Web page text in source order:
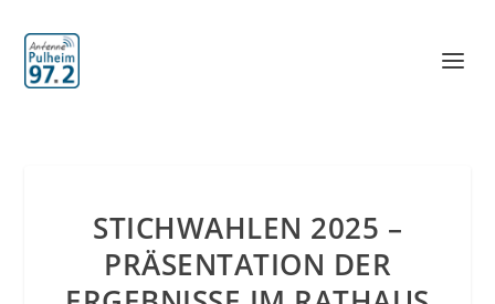
STICHWAHLEN 2025 –
PRÄSENTATION DER